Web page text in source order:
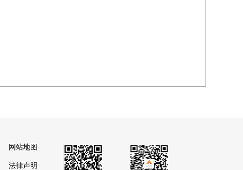
网站地图
法律声明